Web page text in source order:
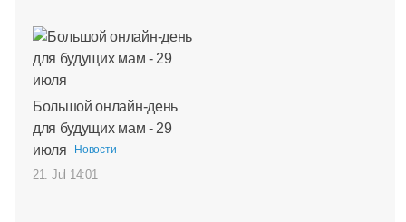
Большой онлайн-день
для будущих мам - 29
июля
Новости
21. Jul 14:01